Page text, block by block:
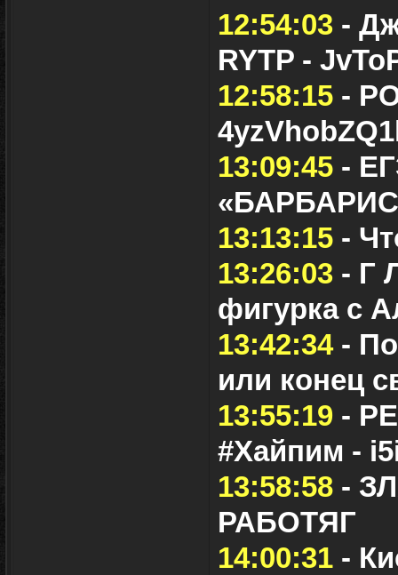
12:54:03 -
RYTP -
12:58:15 -
13:09:45 -
13:13:15 -
13:26:03 - Г
фигурка с
13:42:34-
или конец
13:55:19 -
#Хайпим -
13:58:58 -
РАБОТЯГ
14:00:31 -